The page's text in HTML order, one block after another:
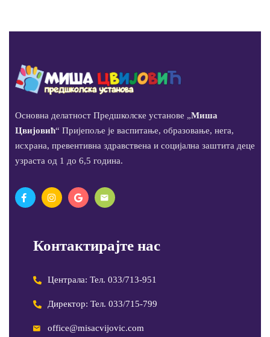
Основна делатност Предшколске установе „Миша
Цвијовић“ Пријепоље је васпитање, образовање, нега,
исхрана, превентивна здравствена и социјална заштита деце
узраста од 1 до 6,5 година.
Контактирајте нас
Централа: Тел. 033/713-951
Директор: Тел. 033/715-799
office@misacvijovic.com